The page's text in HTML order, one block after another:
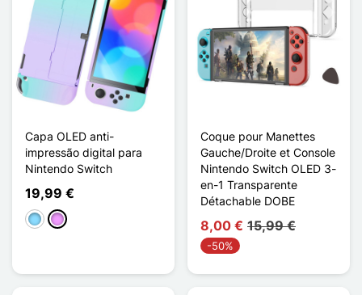
Capa OLED anti-
impressão digital para
Nintendo Switch
19,99 €
Azul ClaroVioleta ligeira
Coque pour Manettes
Gauche/Droite et Console
Nintendo Switch OLED 3-
en-1 Transparente
Détachable DOBE
8,00 € 15,99 €
-50%